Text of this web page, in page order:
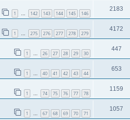
1 … 142 143 144 145 146
2183
1 … 275 276 277 278 279
4172
1 … 26 27 28 29 30
447
1 … 40 41 42 43 44
653
1 … 74 75 76 77 78
1159
1 … 67 68 69 70 71
1057